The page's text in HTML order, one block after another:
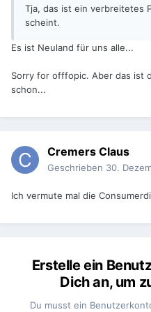
Tja, das ist ein verbreitetes
scheint.
Es ist Neuland für uns alle...
Sorry for offfopic. Aber das ist
schon...
Cremers Claus
Geschrieben 30.
Ich vermute mal die
Erstelle ein
Dich an, um
Du musst ein